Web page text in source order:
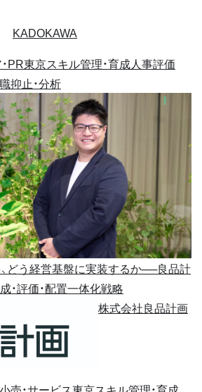
KADOKAWA
PR東京スキル管理・育成人事評価
抑止・分析
、どう経営基盤に実装するか──良品計
・評価・配置一体化戦略
株式会社良品計画